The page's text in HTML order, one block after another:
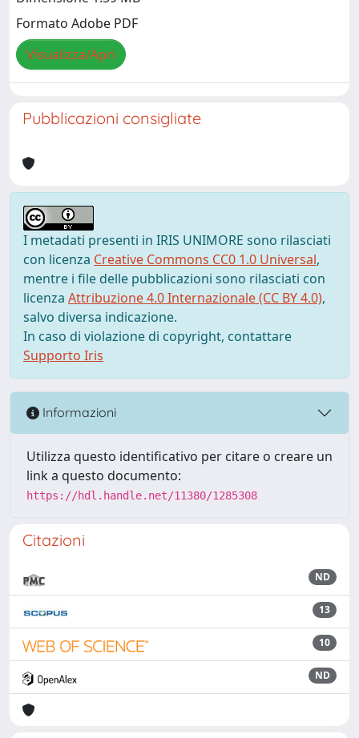
Formato Adobe PDF
Visualizza/Apri
Pubblicazioni consigliate
I metadati presenti in IRIS UNIMORE sono rilasciati
con licenza Creative Commons CC0 1.0 Universal,
mentre i file delle pubblicazioni sono rilasciati con
licenza Attribuzione 4.0 Internazionale (CC BY 4.0),
salvo diversa indicazione.
In caso di violazione di copyright, contattare
Supporto Iris
Informazioni
Utilizza questo identificativo per citare o creare un
link a questo documento:
https://hdl.handle.net/11380/1285308
Citazioni
ND
13
10
ND